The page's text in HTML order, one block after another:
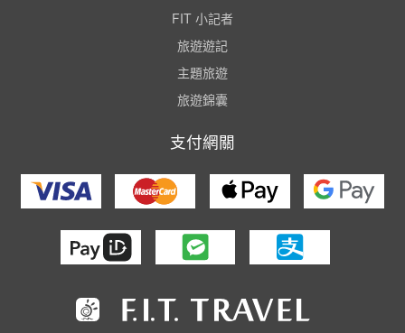
FIT 小記者
旅遊遊記
主題旅遊
旅遊錦囊
支付網關